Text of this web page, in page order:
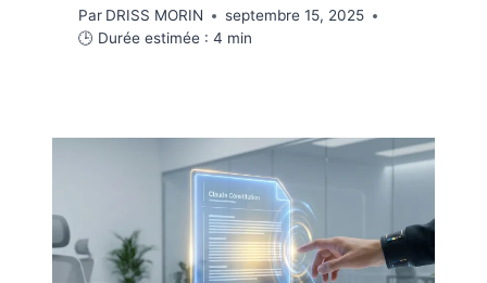
Par DRISS MORIN
septembre 15, 2025
🕒 Durée estimée : 4 min